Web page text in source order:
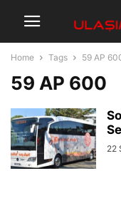
Home Tags 59 AP
59 AP 600
22